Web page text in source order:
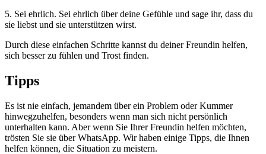
5. Sei ehrlich. Sei ehrlich über deine Gefühle und sage ihr, dass du
sie liebst und sie unterstützen wirst.
Durch diese einfachen Schritte kannst du deiner Freundin helfen,
sich besser zu fühlen und Trost finden.
Tipps
Es ist nie einfach, jemandem über ein Problem oder Kummer
hinwegzuhelfen, besonders wenn man sich nicht persönlich
unterhalten kann. Aber wenn Sie Ihrer Freundin helfen möchten,
trösten Sie sie über WhatsApp. Wir haben einige Tipps, die Ihnen
helfen können, die Situation zu meistern.